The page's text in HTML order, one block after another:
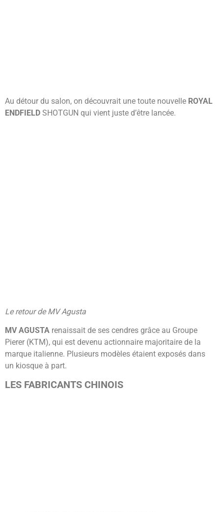
Au détour du salon, on découvrait une toute nouvelle ROYAL
ENDFIELD SHOTGUN qui vient juste d’être lancée.
Le retour de MV Agusta
MV AGUSTA renaissait de ses cendres grâce au Groupe
Pierer (KTM), qui est devenu actionnaire majoritaire de la
marque italienne. Plusieurs modèles étaient exposés dans
un kiosque à part.
LES FABRICANTS CHINOIS